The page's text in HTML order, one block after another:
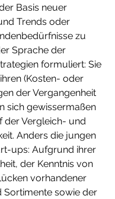
Basis neuer
Trends oder
zu
Sprache der
formuliert: Sie
(Kosten- oder
der Vergangenheit
sich gewissermaßen
der Vergleich- und
Anders die jungen
ups: Aufgrund ihrer
der Kenntnis von
vorhandener
Sortimente sowie der